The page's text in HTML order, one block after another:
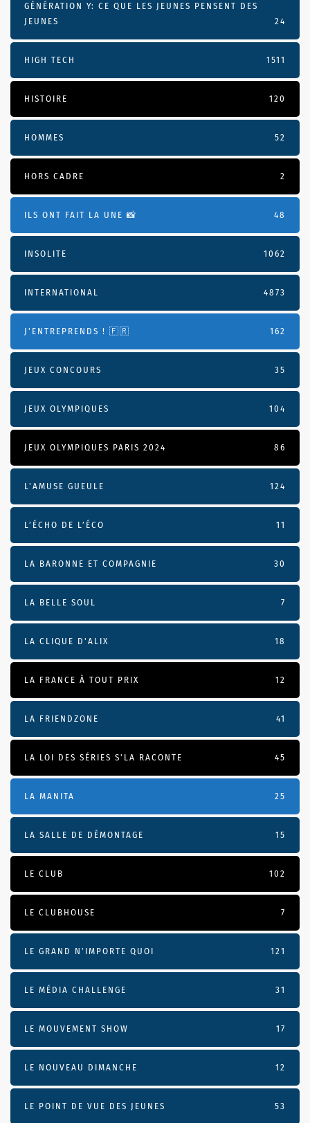
GÉNÉRATION Y: CE QUE LES JEUNES PENSENT DES
JEUNES
24
HIGH TECH 1511
HISTOIRE 120
HOMMES 52
HORS CADRE 2
ILS ONT FAIT LA UNE 📸 48
INSOLITE 1062
INTERNATIONAL 4873
J'ENTREPRENDS ! 🇫🇷 162
JEUX CONCOURS 35
JEUX OLYMPIQUES 104
JEUX OLYMPIQUES PARIS 2024 86
L'AMUSE GUEULE 124
L’ÉCHO DE L’ÉCO 11
LA BARONNE ET COMPAGNIE 30
LA BELLE SOUL 7
LA CLIQUE D'ALIX 18
LA FRANCE À TOUT PRIX 12
LA FRIENDZONE 41
LA LOI DES SÉRIES S'LA RACONTE 45
LA MANITA 25
LA SALLE DE DÉMONTAGE 15
LE CLUB 102
LE CLUBHOUSE 7
LE GRAND N’IMPORTE QUOI 121
LE MÉDIA CHALLENGE 31
LE MOUVEMENT SHOW 17
LE NOUVEAU DIMANCHE 12
LE POINT DE VUE DES JEUNES 53